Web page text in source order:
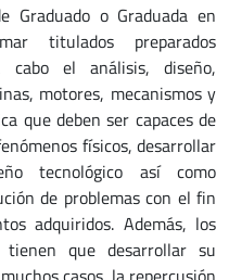
o Graduada en
titulados preparados
cabo el análisis, diseño,
motores, mecanismos y
que deben ser capaces de
físicos, desarrollar
tecnológico así como
de problemas con el fin
adquiridos. Además, los
tienen que desarrollar su